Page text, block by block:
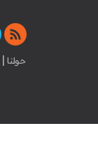
حولنا |